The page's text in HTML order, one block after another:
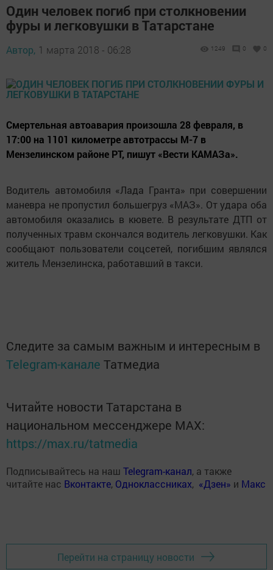
Один человек погиб при столкновении
фуры и легковушки в Татарстане
Автор, 1 марта 2018 - 06:28 1249 0 0
Смертельная автоавария произошла 28 февраля, в
17:00 на 1101 километре автотрассы М-7 в
Мензелинском районе РТ, пишут «Вести КАМАЗа».
Водитель автомобиля «Лада Гранта» при совершении
маневра не пропустил большегруз «МАЗ». От удара оба
автомобиля оказались в кювете. В результате ДТП от
полученных травм скончался водитель легковушки. Как
сообщают пользователи соцсетей, погибшим являлся
житель Мензелинска, работавший в такси.
Следите за самым важным и интересным в
Telegram-канале Татмедиа
Читайте новости Татарстана в
национальном мессенджере MАХ:
https://max.ru/tatmedia
Подписывайтесь на наш Telegram-канал, а также
читайте нас Вконтакте, Одноклассниках, «Дзен» и Макс
Перейти на страницу новости